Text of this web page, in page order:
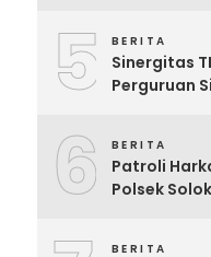
5 BERITA
Sinergitas
Perguruan
IKSPI di
6 BERITA
Patroli
Polsek
BERITA